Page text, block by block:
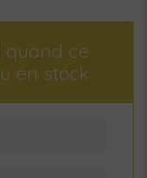
quand ce
en stock